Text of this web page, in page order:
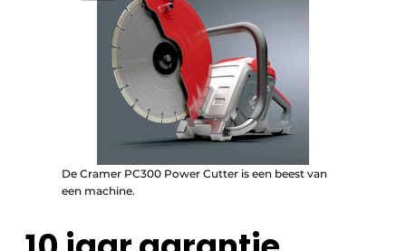
De Cramer PC300 Power Cutter is een beest van
een machine.